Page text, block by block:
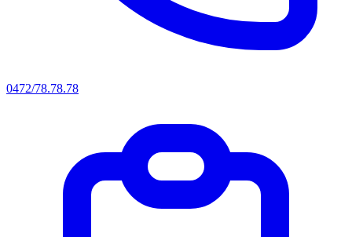
0472/78.78.78